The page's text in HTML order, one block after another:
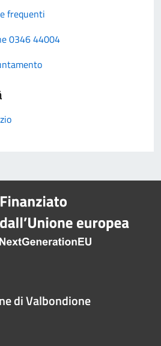
frequenti
0346 44004
di Valbondione